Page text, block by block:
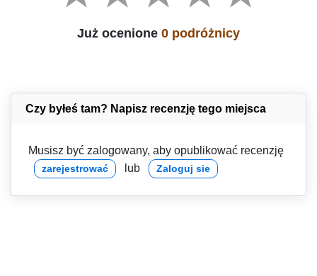
Już ocenione 0 podróżnicy
Czy byłeś tam? Napisz recenzję tego miejsca
Musisz być zalogowany, aby opublikować recenzję
zarejestrować lub Zaloguj sie